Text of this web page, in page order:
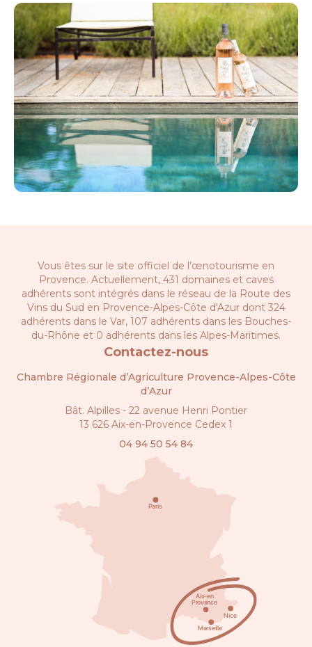
Vous êtes sur le site officiel de l’œnotourisme en
Provence. Actuellement, 431 domaines et caves
adhérents sont intégrés dans le réseau de la Route des
Vins du Sud en Provence-Alpes-Côte d'Azur dont 324
adhérents dans le Var, 107 adhérents dans les Bouches-
du-Rhône et 0 adhérents dans les Alpes-Maritimes.
Contactez-nous
Chambre Régionale d’Agriculture Provence-Alpes-Côte
d’Azur
Bât. Alpilles - 22 avenue Henri Pontier
13 626 Aix-en-Provence Cedex 1
04 94 50 54 84